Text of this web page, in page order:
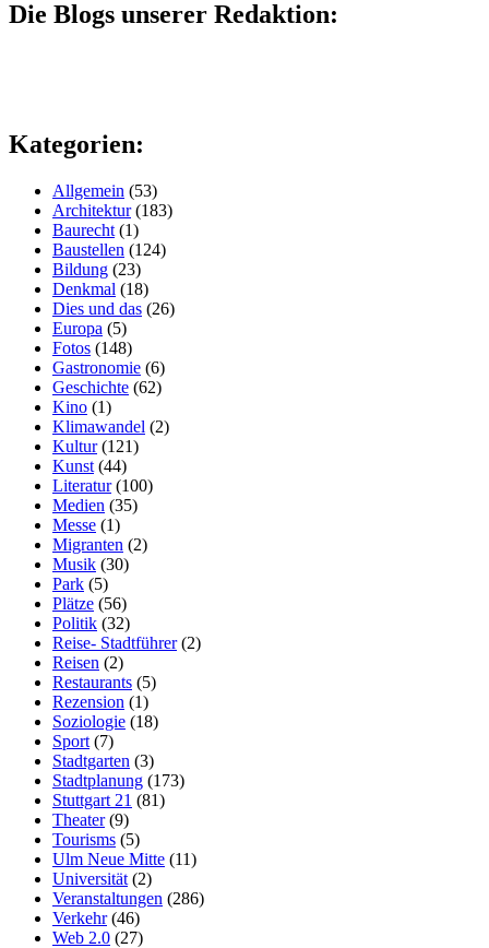
Die Blogs unserer Redaktion:
Kategorien:
Allgemein (53)
Architektur(183)
Baurecht (1)
Baustellen (124)
Bildung (23)
Denkmal (18)
Dies und das (26)
Europa (5)
Fotos (148)
Gastronomie (6)
Geschichte (62)
Kino (1)
Klimawandel (2)
Kultur(121)
Kunst (44)
Literatur(100)
Medien (35)
Messe (1)
Migranten (2)
Musik (30)
Park (5)
Plätze (56)
Politik (32)
Reise- Stadtführer(2)
Reisen (2)
Restaurants (5)
Rezension (1)
Soziologie (18)
Sport (7)
Stadtgarten (3)
Stadtplanung (173)
Stuttgart 21 (81)
Theater(9)
Tourisms (5)
Ulm Neue Mitte (11)
Universität (2)
Veranstaltungen (286)
Verkehr(46)
Web 2.0 (27)